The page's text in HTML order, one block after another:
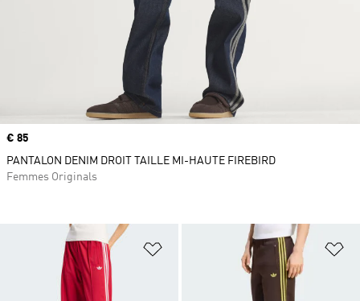
Ajouter à la Liste de produits
Prix
€ 85
PANTALON DENIM DROIT TAILLE MI-HAUTE FIREBIRD
Femmes Originals